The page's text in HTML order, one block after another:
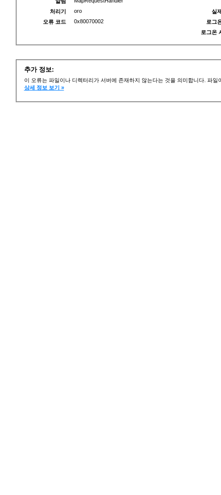
처리기
oro
오류 코드
0x80070002
실
로그
로그온
추가 정보:
이 오류는 파일이나 디렉터리가 서버에 존재하지 않는다는 것을 의미합니다. 파
상세 정보 보기 »